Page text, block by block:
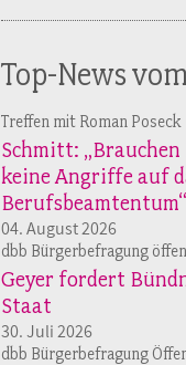
Top-News
Treffen mit Roman Poseck
Schmitt:
keine Angriffe auf
Berufsbeamtentum“
04. August 2026
dbb Bürgerbefragung
Geyer fordert
Staat
30. Juli 2026
dbb Bürgerbefragung